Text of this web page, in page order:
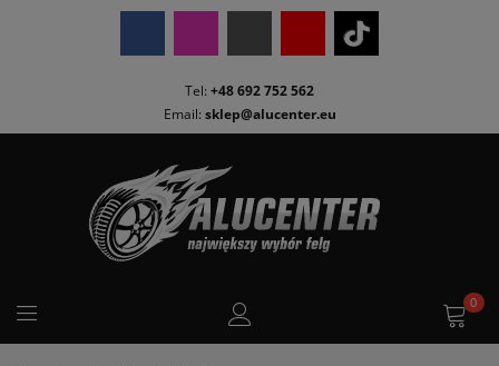
Tel: +48 692 752 562
Email: sklep@alucenter.eu
0